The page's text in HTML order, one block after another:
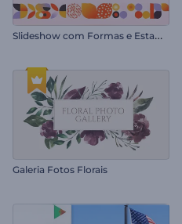
S
lideshow com Formas e Estampas Diversas
Galeria Fotos Florais